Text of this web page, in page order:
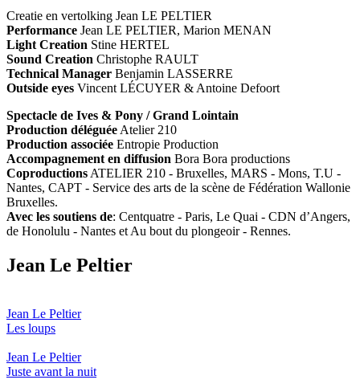
Creatie en vertolking Jean LE PELTIER
Performance Jean LE PELTIER, Marion MENAN
Light Creation Stine HERTEL
Sound Creation Christophe RAULT
Technical Manager Benjamin LASSERRE
Outside eyes Vincent LÉCUYER & Antoine Defoort
Spectacle de Ives & Pony / Grand Lointain
Production déléguée Atelier 210
Production associée Entropie Production
Accompagnement en diffusion Bora Bora productions
Coproductions ATELIER 210 - Bruxelles, MARS - Mons, T.U -
Nantes, CAPT - Service des arts de la scène de Fédération Wallonie
Bruxelles.
Avec les soutiens de: Centquatre - Paris, Le Quai - CDN d’Angers,
de Honolulu - Nantes et Au bout du plongeoir - Rennes.
Jean Le Peltier
Jean Le Peltier
Les loups
Jean Le Peltier
Juste avant la nuit